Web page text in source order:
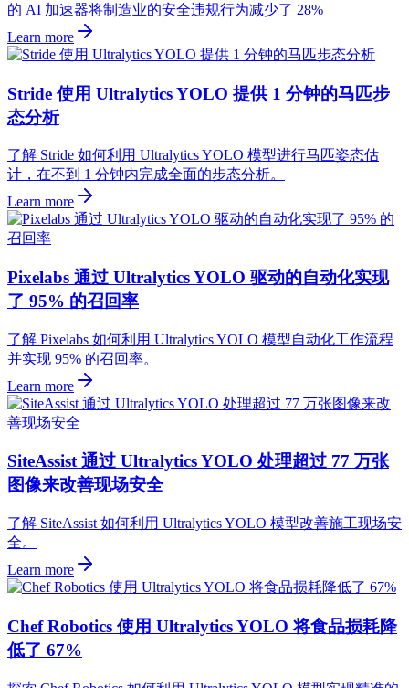
的 AI 加速器将制造业的安全违规行为减少了 28%
Learn more
Stride 使用 Ultralytics YOLO 提供 1 分钟的马匹步
态分析
了解 Stride 如何利用 Ultralytics YOLO 模型进行马匹姿态估
计，在不到 1 分钟内完成全面的步态分析。
Learn more
Pixelabs 通过 Ultralytics YOLO 驱动的自动化实现
了 95% 的召回率
了解 Pixelabs 如何利用 Ultralytics YOLO 模型自动化工作流程
并实现 95% 的召回率。
Learn more
SiteAssist 通过 Ultralytics YOLO 处理超过 77 万张
图像来改善现场安全
了解 SiteAssist 如何利用 Ultralytics YOLO 模型改善施工现场安
全。
Learn more
Chef Robotics 使用 Ultralytics YOLO 将食品损耗降
低了 67%